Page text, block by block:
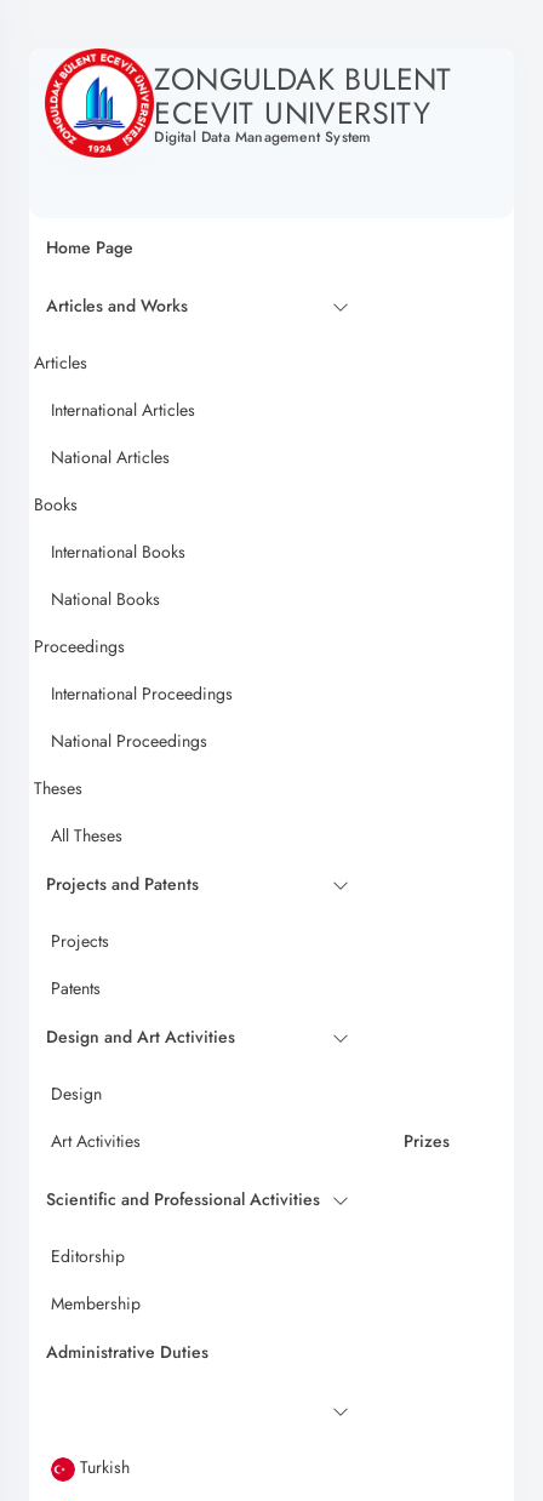
ZONGULDAK BULENT
ECEVIT UNIVERSITY
Digital Data Management System
Home Page
Articles and Works
Articles
International Articles
National Articles
Books
International Books
National Books
Proceedings
International Proceedings
National Proceedings
Theses
All Theses
Projects and Patents
Projects
Patents
Design and Art Activities
Design
Art Activities
Prizes
Scientific and Professional Activities
Editorship
Membership
Administrative Duties
Turkish